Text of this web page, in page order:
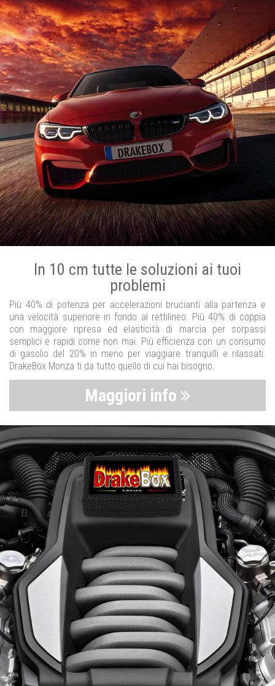
In 10 cm tutte le soluzioni ai tuoi
problemi
Più 40% di potenza per accelerazioni brucianti alla partenza e
una velocità superiore in fondo al rettilineo. Più 40% di coppia
con maggiore ripresa ed elasticità di marcia per sorpassi
semplici e rapidi come non mai. Più efficienza con un consumo
di gasolio del 20% in meno per viaggiare tranquilli e rilassati.
DrakeBox Monza ti da tutto quello di cui hai bisogno.
Maggiori info